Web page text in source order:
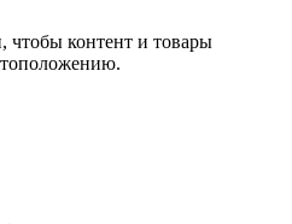
чтобы контент и товары